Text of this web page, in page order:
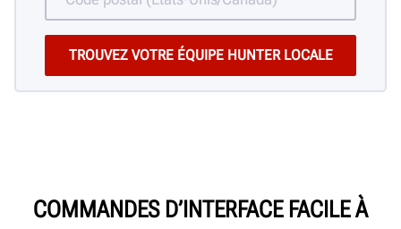
COMMANDES D’INTERFACE FACILE À